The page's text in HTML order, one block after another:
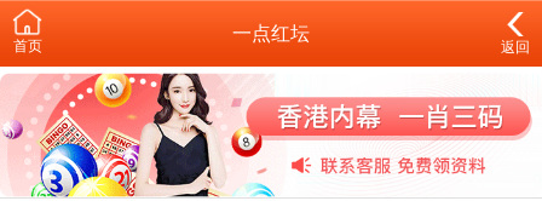
首页
一点红坛
返回